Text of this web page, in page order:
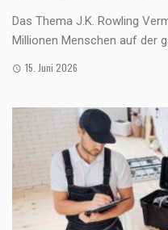
Das Thema J.K. Rowling
Millionen Menschen auf der
15. Juni 2026